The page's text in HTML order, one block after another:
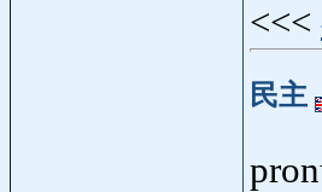
<<<
民主